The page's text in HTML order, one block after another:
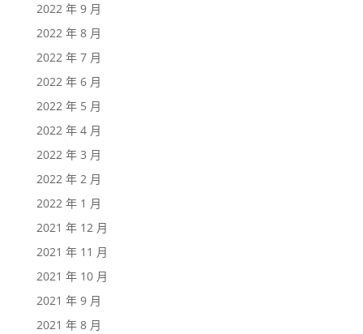
2022 年 9 月
2022 年 8 月
2022 年 7 月
2022 年 6 月
2022 年 5 月
2022 年 4 月
2022 年 3 月
2022 年 2 月
2022 年 1 月
2021 年 12 月
2021 年 11 月
2021 年 10 月
2021 年 9 月
2021 年 8 月